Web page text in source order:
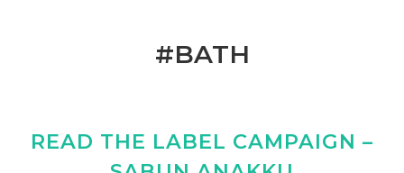
#BATH
READ THE LABEL CAMPAIGN –